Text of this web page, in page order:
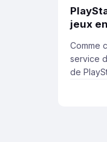
jeux
Comme
service
de